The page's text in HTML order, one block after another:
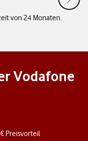
von 24 Monaten.
Vodafone
Preisvorteil